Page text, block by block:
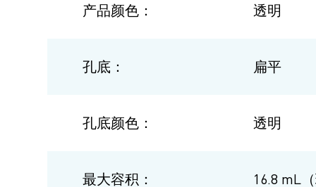
产品颜色： 透明
孔底： 扁平
孔底颜色： 透明
最大容积： 16.8 mL